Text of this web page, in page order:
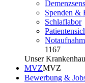
Spenden &
Schlaflabor
1167
Unser
MVZMVZ
Bewerbung &